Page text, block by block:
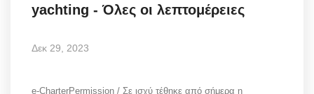
yachting - Όλες οι λεπτομέρειες
Δεκ 29, 2023
e-CharterPermission / Σε ισχύ τέθηκε από σήμερα η